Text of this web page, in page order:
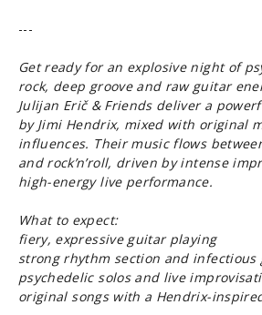
---
Get ready for an explosive night of
rock, deep groove and raw guitar
Julijan Erič & Friends deliver a
by Jimi Hendrix, mixed with original
influences. Their music flows
and rock’n’roll, driven by intense
high-energy live performance.
What to expect:
fiery, expressive guitar playing
strong rhythm section and infectious
psychedelic solos and live
original songs with a Hendrix-